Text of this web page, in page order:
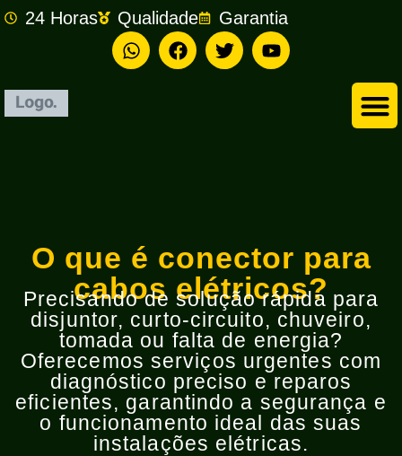
24 Horas Qualidade Garantia
O que é conector para
cabos elétricos?
Precisando de solução rápida para
disjuntor, curto-circuito, chuveiro,
tomada ou falta de energia?
Oferecemos serviços urgentes com
diagnóstico preciso e reparos
eficientes, garantindo a segurança e
o funcionamento ideal das suas
instalações elétricas.